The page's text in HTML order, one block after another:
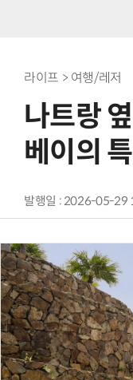
라이프 > 여행/레저
나트랑
베이의
발행일 : 2026-05-29